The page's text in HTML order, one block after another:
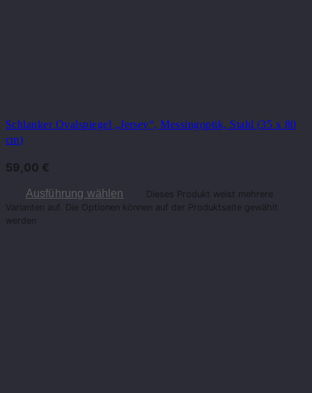
Schlanker Ovalspiegel „Jersey“, Messingoptik, Stahl (35 x 80
cm)
59,00 €
Ausführung wählen
Dieses Produkt weist mehrere
Varianten auf. Die Optionen können auf der Produktseite gewählt
werden